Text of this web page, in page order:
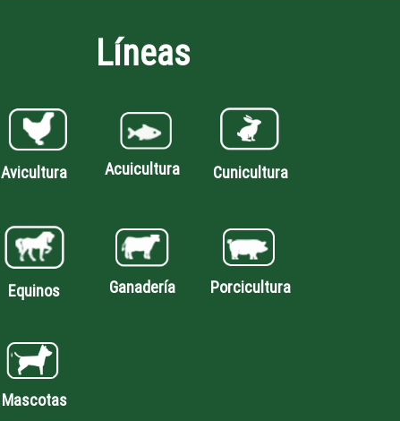
Líneas
Avicultura Acuicultura Cunicultura
Equinos Ganadería Porcicultura
Mascotas